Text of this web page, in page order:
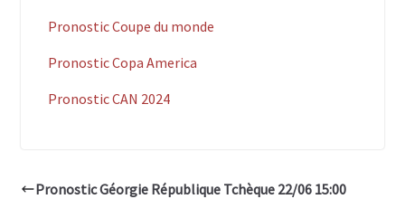
Pronostic Coupe du monde
Pronostic Copa America
Pronostic CAN 2024
Pronostic Géorgie République Tchèque 22/06 15:00